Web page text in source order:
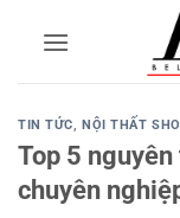
TIN TỨC,NỘI THẤT
Top 5
chuyên